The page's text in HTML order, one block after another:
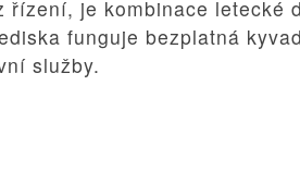
řízení, je kombinace letecké
funguje bezplatná
služby.